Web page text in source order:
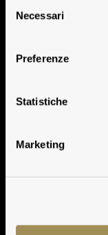
delNecessari
Preferenze
Statistiche
Marketing